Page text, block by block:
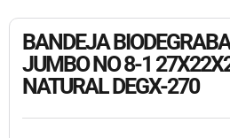
BANDEJA
JUMBO NO 8-1
NATURAL DEGX-270